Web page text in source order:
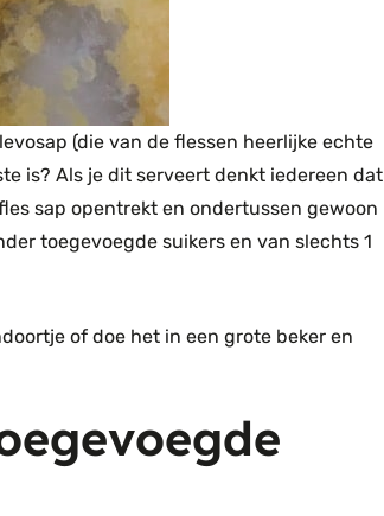
(die van de flessen heerlijke echte
is? Als je dit serveert denkt iedereen dat
sap opentrekt en ondertussen gewoon
toegevoegde suikers en van slechts 1
of doe het in een grote beker en